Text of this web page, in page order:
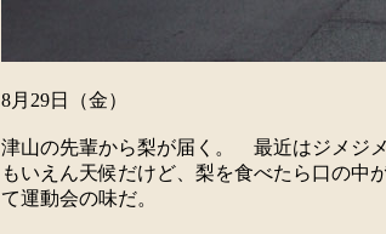
8月29日（金）
津山の先輩から梨が届く。 最近はジメジ
もいえん天候だけど、梨を食べたら口の
て運動会の味だ。